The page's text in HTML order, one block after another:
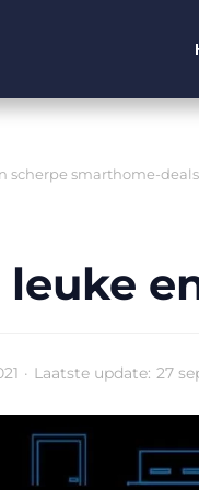
scherpe smarthome-deals
· Laatste update: 27